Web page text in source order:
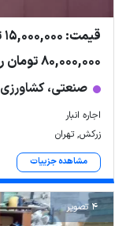
قیمت: 15,000,000 تومان اجاره
80,000,000 تومان رهن
صنعتی، کشاورزی
اجاره انبار
زرکش, تهران
مشاهده جزییات
4 تصویر